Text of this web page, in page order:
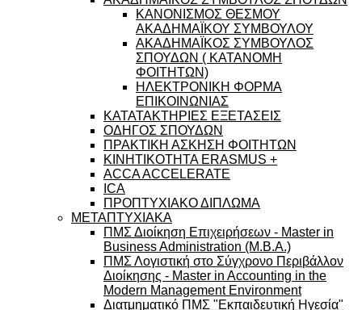
ΚΑΝΟΝΙΣΜΟΣ ΘΕΣΜΟΥ
ΑΚΑΔΗΜΑΪΚΟΥ ΣΥΜΒΟΥΛΟΥ
ΑΚΑΔΗΜΑΪΚΟΣ ΣΥΜΒΟΥΛΟΣ
ΣΠΟΥΔΩΝ ( ΚΑΤΑΝΟΜΗ
ΦΟΙΤΗΤΩΝ)
ΗΛΕΚΤΡΟΝΙΚΗ ΦΟΡΜΑ
ΕΠΙΚΟΙΝΩΝΙΑΣ
ΚΑΤΑΤΑΚΤΗΡΙΕΣ ΕΞΕΤΑΣΕΙΣ
ΟΔΗΓΟΣ ΣΠΟΥΔΩΝ
ΠΡΑΚΤΙΚΗ ΑΣΚΗΣΗ ΦΟΙΤΗΤΩΝ
ΚΙΝΗΤΙΚΟΤΗΤΑ ERASMUS +
ACCA ACCELERATE
ICA
ΠΡΟΠΤΥΧΙΑΚΟ ΔΙΠΛΩΜΑ
ΜΕΤΑΠΤΥΧΙΑΚΑ
ΠΜΣ Διοίκηση Επιχειρήσεων - Master in
Business Administration (M.B.A.)
ΠΜΣ Λογιστική στο Σύγχρονο Περιβάλλον
Διοίκησης - Master in Accounting in the
Modern Management Environment
Διατμηματικό ΠΜΣ "Εκπαιδευτική Ηγεσία"